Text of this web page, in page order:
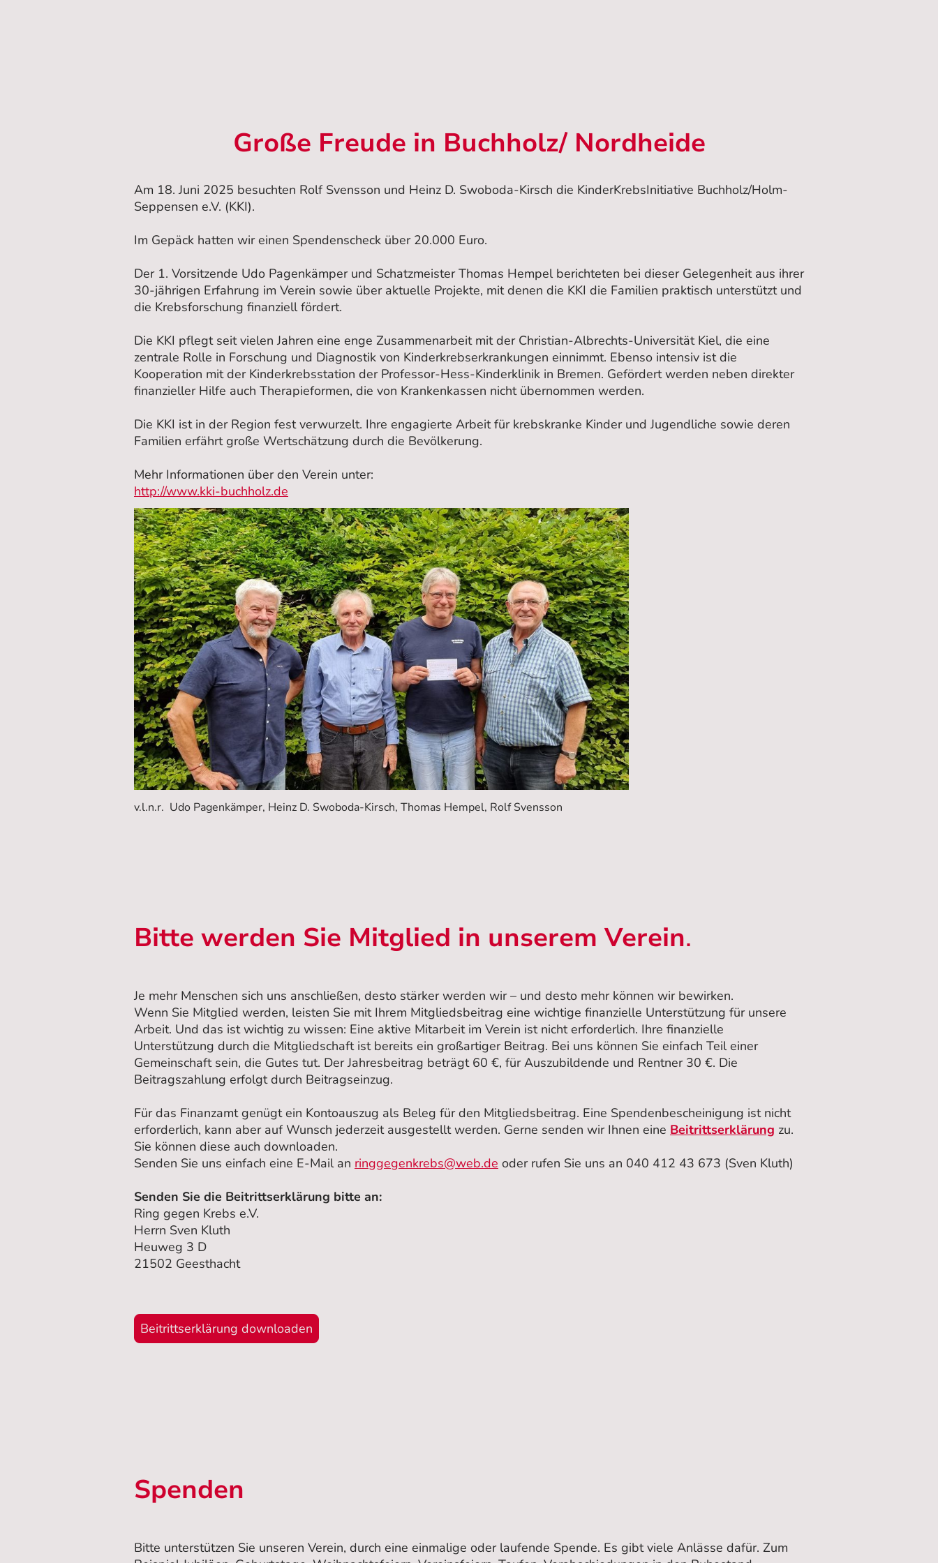
Große Freude in Buchholz/ Nordheide
Am 18. Juni 2025 besuchten Rolf Svensson und Heinz D. Swoboda-Kirsch die KinderKrebsInitiative Buchholz/Holm-
Seppensen e.V. (KKI).
Im Gepäck hatten wir einen Spendenscheck über 20.000 Euro.
Der 1. Vorsitzende Udo Pagenkämper und Schatzmeister Thomas Hempel berichteten bei dieser Gelegenheit aus ihrer
30-jährigen Erfahrung im Verein sowie über aktuelle Projekte, mit denen die KKI die Familien praktisch unterstützt und
die Krebsforschung finanziell fördert.
Die KKI pflegt seit vielen Jahren eine enge Zusammenarbeit mit der Christian-Albrechts-Universität Kiel, die eine
zentrale Rolle in Forschung und Diagnostik von Kinderkrebserkrankungen einnimmt. Ebenso intensiv ist die
Kooperation mit der Kinderkrebsstation der Professor-Hess-Kinderklinik in Bremen. Gefördert werden neben direkter
finanzieller Hilfe auch Therapieformen, die von Krankenkassen nicht übernommen werden.
Die KKI ist in der Region fest verwurzelt. Ihre engagierte Arbeit für krebskranke Kinder und Jugendliche sowie deren
Familien erfährt große Wertschätzung durch die Bevölkerung.
Mehr Informationen über den Verein unter:
http://www.kki-buchholz.de
v.l.n.r. Udo Pagenkämper, Heinz D. Swoboda-Kirsch, Thomas Hempel, Rolf Svensson
Bitte werden Sie Mitglied in unserem Verein.
Je mehr Menschen sich uns anschließen, desto stärker werden wir – und desto mehr können wir bewirken.
Wenn Sie Mitglied werden, leisten Sie mit Ihrem Mitgliedsbeitrag eine wichtige finanzielle Unterstützung für unsere
Arbeit. Und das ist wichtig zu wissen: Eine aktive Mitarbeit im Verein ist nicht erforderlich. Ihre finanzielle
Unterstützung durch die Mitgliedschaft ist bereits ein großartiger Beitrag. Bei uns können Sie einfach Teil einer
Gemeinschaft sein, die Gutes tut. Der Jahresbeitrag beträgt 60 €, für Auszubildende und Rentner 30 €. Die
Beitragszahlung erfolgt durch Beitragseinzug.
Für das Finanzamt genügt ein Kontoauszug als Beleg für den Mitgliedsbeitrag. Eine Spendenbescheinigung ist nicht
erforderlich, kann aber auf Wunsch jederzeit ausgestellt werden. Gerne senden wir Ihnen eine Beitrittserklärung zu.
Sie können diese auch downloaden.
Senden Sie uns einfach eine E-Mail an ringgegenkrebs@web.de oder rufen Sie uns an 040 412 43 673 (Sven Kluth)
Senden Sie die Beitrittserklärung bitte an:
Ring gegen Krebs e.V.
Herrn Sven Kluth
Heuweg 3 D
21502 Geesthacht
Beitrittserklärung downloaden
Spenden
Bitte unterstützen Sie unseren Verein, durch eine einmalige oder laufende Spende. Es gibt viele Anlässe dafür. Zum